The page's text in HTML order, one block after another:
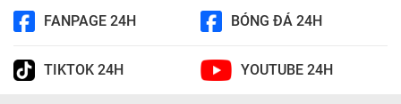
FANPAGE 24H BÓNG ĐÁ 24H
TIKTOK 24H YOUTUBE 24H